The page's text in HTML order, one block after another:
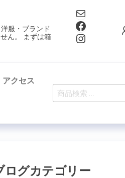
服・ブランド
ん。 まずは箱
Mail
Facebook
Instagram
アクセス
検
索
ログカテゴリー